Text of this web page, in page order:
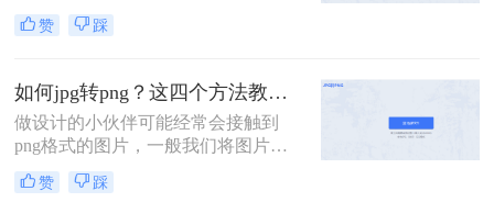
损压缩格式，而png是无损压缩的算
法，在一定的专业处理上都是会使用
及照片存储使用jpg就够啦！那么jpg
怎么转png呢？下面就和大家唠一
唠！
赞 踩
如何jpg转png？这四个方法教会你！
做设计的小伙伴可能经常会接触到
png格式的图片，一般我们将图片进
行抠图处理之后直接保存的就是png
格式的，这种格式图片在使用的时候
赞 踩